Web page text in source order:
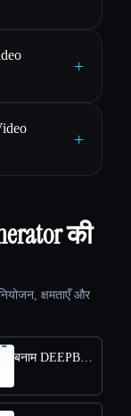
+
+
की
क्षमताएँ और
बनाम DEEPBRAIN AI